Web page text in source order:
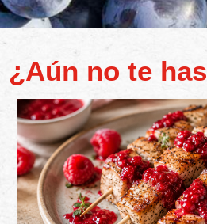
¿Aún no te